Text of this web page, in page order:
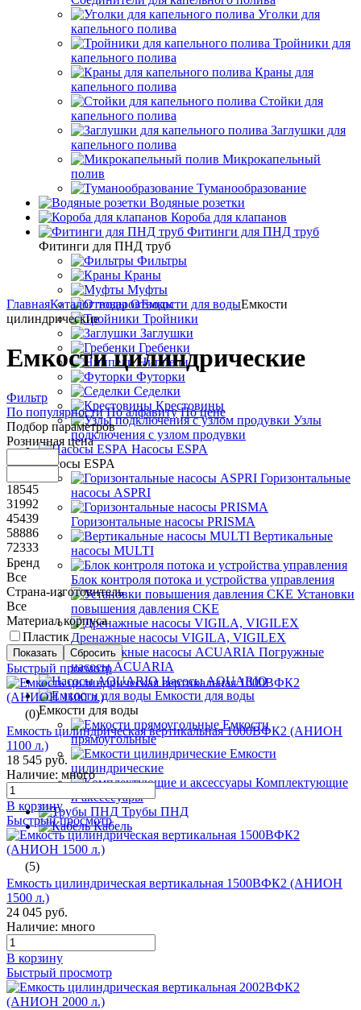
Уголки для
капельного полива
Тройники для
капельного полива
Краны для
капельного полива
Стойки для
капельного полива
Заглушки для
капельного полива
Микрокапельный
полив
Туманообразование
Водяные розетки
Короба для клапанов
Фитинги для ПНД труб
Фитинги для ПНД труб
Фильтры
Краны
Муфты
Отводы
Тройники
Заглушки
Гребенки
Ниппели
Футорки
Седелки
Крестовины
Узлы
подключения с узлом продувки
Насосы ESPA
Насосы ESPA
Горизонтальные
насосы ASPRI
Горизонтальные насосы PRISMA
Вертикальные
насосы MULTI
Блок контроля потока и устройства управления
Установки
повышения давления CKE
Дренажные насосы VIGILA, VIGILEX
Погружные
насосы ACUARIA
Насосы AQUARIO
Емкости для воды
Емкости для воды
Емкости
прямоугольные
Емкости
цилиндрические
Комплектующие
и аксессуары
Трубы ПНД
Кабель
ГлавнаяКаталог товаровЕмкости для водыЕмкости
цилиндрические
Емкости цилиндрические
Фильтр
По популярности По алфавиту По цене
Подбор параметров
Розничная цена
18545
31992
45439
58886
72333
Бренд
Все
Страна-изготовитель
Все
Материал корпуса
Пластик
Быстрый просмотр
(0)
Емкость цилиндрическая вертикальная 1000ВФК2 (АНИОН
1100 л.)
18 545 руб.
Наличие: много
В корзину
Быстрый просмотр
(5)
Емкость цилиндрическая вертикальная 1500ВФК2 (АНИОН
1500 л.)
24 045 руб.
Наличие: много
В корзину
Быстрый просмотр